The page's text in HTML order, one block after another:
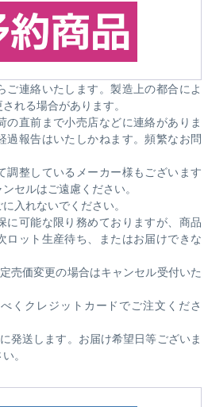
ご連絡いたします。製造上の都合によ
れる場合があります。
の直前まで小売店などに連絡がありま
過報告はいたしかねます。頻繁なお問
調整しているメーカー様もございます
セルはご遠慮ください。
入れないでください。
に可能な限り務めておりますが、商品
ロット生産待ち、またはお届けできな
売価変更の場合はキャンセル受付いた
くクレジットカードでご注文くださ
発送します。お届け希望日等ございま
。